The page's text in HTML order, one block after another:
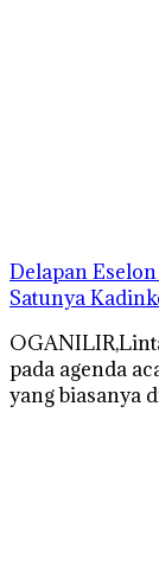
Delapan
Satunya
pada agenda
yang biasanya